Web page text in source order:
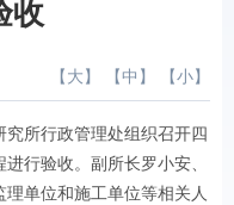
收
【 大 】 【 中 】 【 小 】
所行政管理处组织召开四
行验收。副所长罗小安、
单位和施工单位等相关人